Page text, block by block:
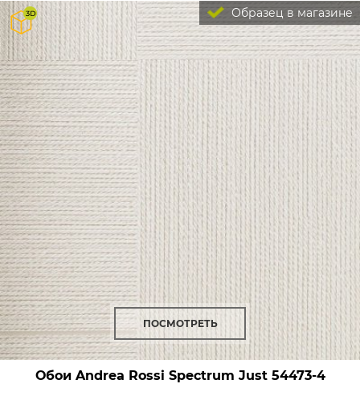
Образец в магазине
ПОСМОТРЕТЬ
Обои Andrea Rossi Spectrum Just54473-4